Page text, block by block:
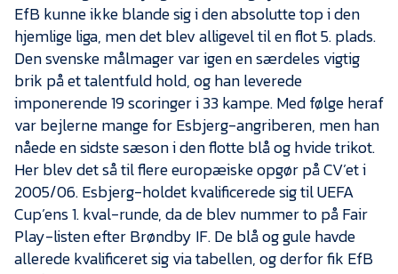
EfB kunne ikke blande sig i den absolutte top i den
hjemlige liga, men det blev alligevel til en flot 5. plads.
Den svenske målmager var igen en særdeles vigtig
brik på et talentfuld hold, og han leverede
imponerende 19 scoringer i 33 kampe. Med følge heraf
var bejlerne mange for Esbjerg-angriberen, men han
nåede en sidste sæson i den flotte blå og hvide trikot.
Her blev det så til flere europæiske opgør på CV’et i
2005/06. Esbjerg-holdet kvalificerede sig til UEFA
Cup’ens 1. kval-runde, da de blev nummer to på Fair
Play-listen efter Brøndby IF. De blå og gule havde
allerede kvalificeret sig via tabellen, og derfor fik EfB